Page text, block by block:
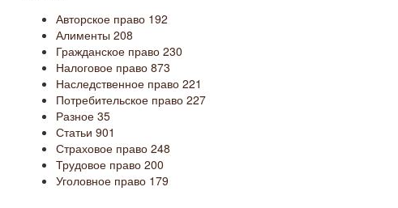
Авторское право 192
Алименты 208
Гражданское право 230
Налоговое право 873
Наследственное право 221
Потребительское право 227
Разное 35
Статьи 901
Страховое право 248
Трудовое право 200
Уголовное право 179